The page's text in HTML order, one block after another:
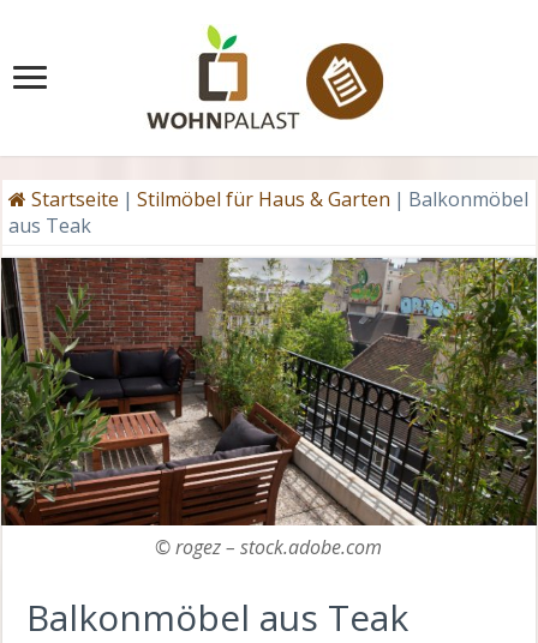
Startseite | Stilmöbel für Haus & Garten | Balkonmöbel
aus Teak
© rogez – stock.adobe.com
Balkonmöbel aus Teak